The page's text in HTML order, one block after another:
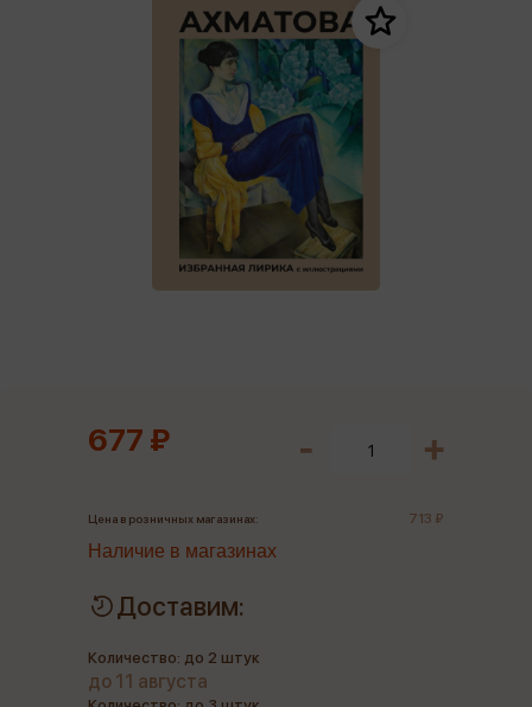
677 ₽
Цена в розничных магазинах: 713 ₽
Наличие в магазинах
Доставим:
Количество: до 2 штук
до 11 августа